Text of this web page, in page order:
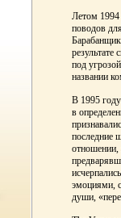
Летом 1994
поводов
под
названии
В 1995
в
последние
отношении,
эмоциями,
души,